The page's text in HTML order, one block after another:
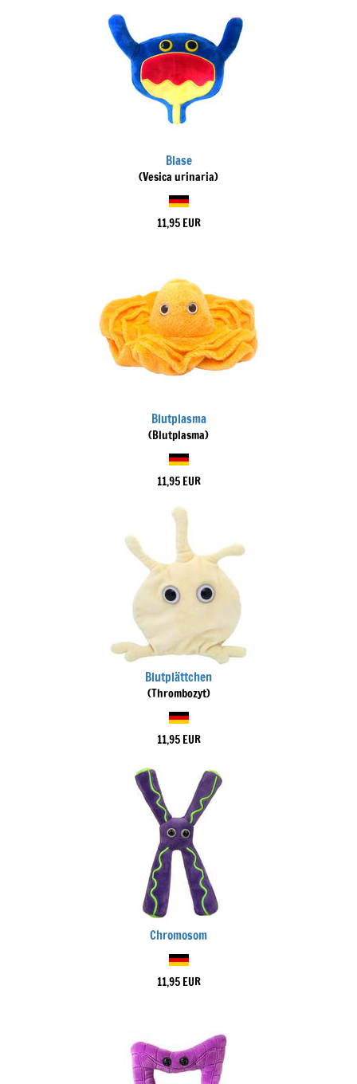
Blase
(Vesica urinaria)
11,95 EUR
Blutplasma
(Blutplasma)
11,95 EUR
Blutplättchen
(Thrombozyt)
11,95 EUR
Chromosom
11,95 EUR